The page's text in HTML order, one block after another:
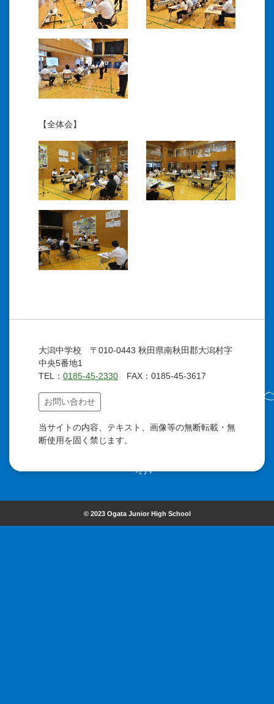
【全体会】
大潟中学校 〒010-0443 秋田県南秋田郡大潟村字
中央5番地1
TEL： 0185-45-2330 FAX：0185-45-3617
お問い合わせ
当サイトの内容、テキスト、画像等の無断転載・無
断使用を固く禁じます。
© 2023 Ogata Junior High School